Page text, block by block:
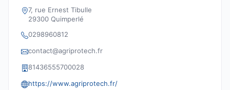
7, rue Ernest Tibulle
29300 Quimperlé
0298960812
contact@agriprotech.fr
81436555700028
https://www.agriprotech.fr/